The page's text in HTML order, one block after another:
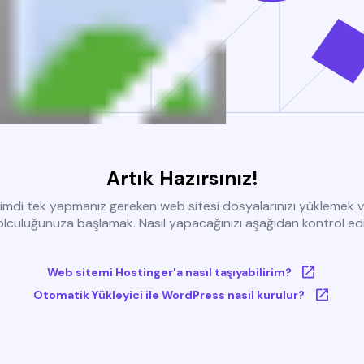
Artık Hazırsınız!
tek yapmanız gereken web sitesi dosyalarınızı yüklemek
başlamak. Nasıl yapacağınızı aşağıdan kontrol
Web sitemi Hostinger'a nasıl taşıyabilirim?
Otomatik Yükleyici ile WordPress nasıl kurulur?